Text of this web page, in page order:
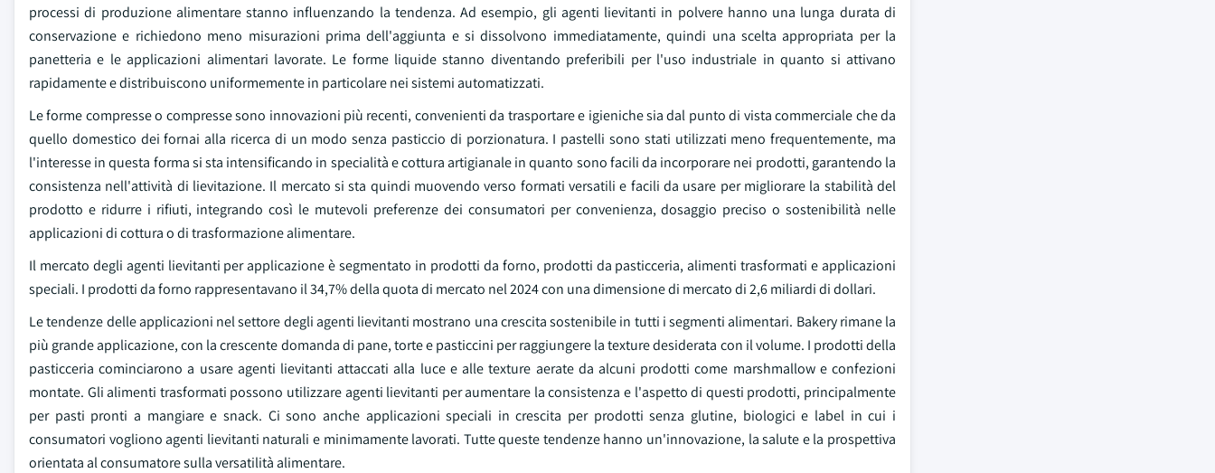
processi di produzione alimentare stanno influenzando la tendenza. Ad esempio, gli agenti lievitanti in polvere hanno una lunga durata di
conservazione e richiedono meno misurazioni prima dell'aggiunta e si dissolvono immediatamente, quindi una scelta appropriata per la
panetteria e le applicazioni alimentari lavorate. Le forme liquide stanno diventando preferibili per l'uso industriale in quanto si attivano
rapidamente e distribuiscono uniformemente in particolare nei sistemi automatizzati.
Le forme compresse o compresse sono innovazioni più recenti, convenienti da trasportare e igieniche sia dal punto di vista commerciale che da
quello domestico dei fornai alla ricerca di un modo senza pasticcio di porzionatura. I pastelli sono stati utilizzati meno frequentemente, ma
l'interesse in questa forma si sta intensificando in specialità e cottura artigianale in quanto sono facili da incorporare nei prodotti, garantendo la
consistenza nell'attività di lievitazione. Il mercato si sta quindi muovendo verso formati versatili e facili da usare per migliorare la stabilità del
prodotto e ridurre i rifiuti, integrando così le mutevoli preferenze dei consumatori per convenienza, dosaggio preciso o sostenibilità nelle
applicazioni di cottura o di trasformazione alimentare.
Il mercato degli agenti lievitanti per applicazione è segmentato in prodotti da forno, prodotti da pasticceria, alimenti trasformati e applicazioni
speciali. I prodotti da forno rappresentavano il 34,7% della quota di mercato nel 2024 con una dimensione di mercato di 2,6 miliardi di dollari.
Le tendenze delle applicazioni nel settore degli agenti lievitanti mostrano una crescita sostenibile in tutti i segmenti alimentari. Bakery rimane la
più grande applicazione, con la crescente domanda di pane, torte e pasticcini per raggiungere la texture desiderata con il volume. I prodotti della
pasticceria cominciarono a usare agenti lievitanti attaccati alla luce e alle texture aerate da alcuni prodotti come marshmallow e confezioni
montate. Gli alimenti trasformati possono utilizzare agenti lievitanti per aumentare la consistenza e l'aspetto di questi prodotti, principalmente
per pasti pronti a mangiare e snack. Ci sono anche applicazioni speciali in crescita per prodotti senza glutine, biologici e label in cui i
consumatori vogliono agenti lievitanti naturali e minimamente lavorati. Tutte queste tendenze hanno un'innovazione, la salute e la prospettiva
orientata al consumatore sulla versatilità alimentare.